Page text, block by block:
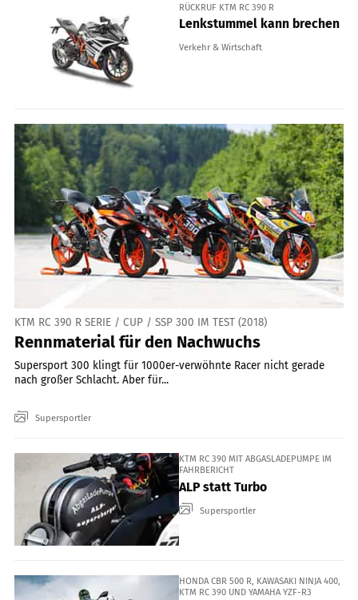
RÜCKRUF KTM RC 390 R
Lenkstummel kann brechen
Verkehr & Wirtschaft
KTM RC 390 R SERIE / CUP / SSP 300 IM TEST (2018)
Rennmaterial für den Nachwuchs
Supersport 300 klingt für 1000er-verwöhnte Racer nicht gerade
nach großer Schlacht. Aber für...
Supersportler
KTM RC 390 MIT ABGASLADEPUMPE IM
FAHRBERICHT
ALP statt Turbo
Supersportler
HONDA CBR 500 R, KAWASAKI NINJA 400,
KTM RC 390 UND YAMAHA YZF-R3